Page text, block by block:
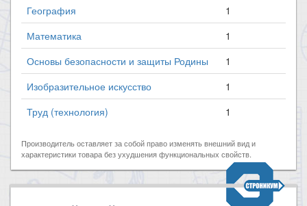
География
1
Математика
1
Основы безопасности и защиты Родины
1
Изобразительное искусство
1
Труд (технология)
1
Производитель оставляет за собой право изменять внешний вид и
характеристики товара без ухудшения функциональных свойств.